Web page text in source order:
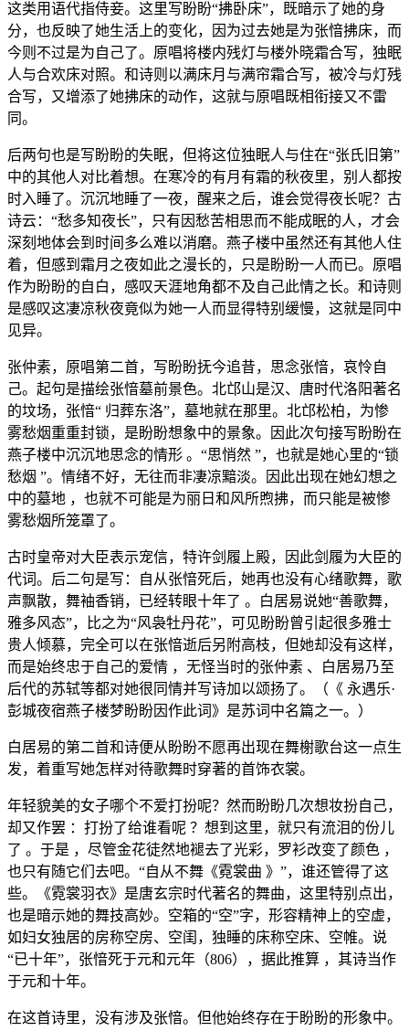
这类用语代指侍妾。这里写盼盼“拂卧床”，既暗示了她的身
分，也反映了她生活上的变化，因为过去她是为张愔拂床，而
今则不过是为自己了。原唱将楼内残灯与楼外晓霜合写，独眠
人与合欢床对照。和诗则以满床月与满帘霜合写，被冷与灯残
合写，又增添了她拂床的动作，这就与原唱既相衔接又不雷
同。
后两句也是写盼盼的失眠，但将这位独眠人与住在“张氏旧第”
中的其他人对比着想。在寒冷的有月有霜的秋夜里，别人都按
时入睡了。沉沉地睡了一夜，醒来之后，谁会觉得夜长呢？古
诗云：“愁多知夜长”，只有因愁苦相思而不能成眠的人，才会
深刻地体会到时间多么难以消磨。燕子楼中虽然还有其他人住
着，但感到霜月之夜如此之漫长的，只是盼盼一人而已。原唱
作为盼盼的自白，感叹天涯地角都不及自己此情之长。和诗则
是感叹这凄凉秋夜竟似为她一人而显得特别缓慢，这就是同中
见异。
张仲素，原唱第二首，写盼盼抚今追昔，思念张愔，哀怜自
己。起句是描绘张愔墓前景色。北邙山是汉、唐时代洛阳著名
的坟场，张愔“ 归葬东洛”，墓地就在那里。北邙松柏，为惨
雾愁烟重重封锁，是盼盼想象中的景象。因此次句接写盼盼在
燕子楼中沉沉地思念的情形 。“思悄然 ”，也就是她心里的“锁
愁烟 ”。情绪不好，无往而非凄凉黯淡。因此出现在她幻想之
中的墓地 ，也就不可能是为丽日和风所煦拂，而只能是被惨
雾愁烟所笼罩了。
古时皇帝对大臣表示宠信，特许剑履上殿，因此剑履为大臣的
代词。后二句是写：自从张愔死后，她再也没有心绪歌舞，歌
声飘散，舞袖香销，已经转眼十年了 。白居易说她“善歌舞，
雅多风态”，比之为“风袅牡丹花”，可见盼盼曾引起很多雅士
贵人倾慕，完全可以在张愔逝后另附高枝，但她却没有这样，
而是始终忠于自己的爱情 ，无怪当时的张仲素 、白居易乃至
后代的苏轼等都对她很同情并写诗加以颂扬了。（《 永遇乐·
彭城夜宿燕子楼梦盼盼因作此词》是苏词中名篇之一。）
白居易的第二首和诗便从盼盼不愿再出现在舞榭歌台这一点生
发，着重写她怎样对待歌舞时穿著的首饰衣裳。
年轻貌美的女子哪个不爱打扮呢？然而盼盼几次想妆扮自己，
却又作罢 ：打扮了给谁看呢 ？想到这里，就只有流泪的份儿
了 。于是 ，尽管金花徒然地褪去了光彩，罗衫改变了颜色 ，
也只有随它们去吧。“自从不舞《霓裳曲 》”，谁还管得了这
些。《霓裳羽衣》是唐玄宗时代著名的舞曲，这里特别点出，
也是暗示她的舞技高妙。空箱的“空”字，形容精神上的空虚，
如妇女独居的房称空房、空闺，独睡的床称空床、空帷。说
“已十年”，张愔死于元和元年（806），据此推算 ，其诗当作
于元和十年。
在这首诗里，没有涉及张愔。但他始终存在于盼盼的形象中。